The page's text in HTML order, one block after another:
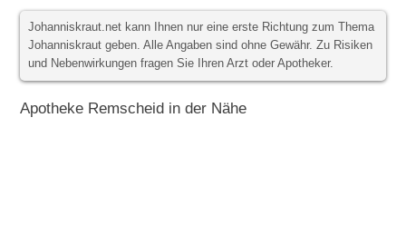
Johanniskraut.net kann Ihnen nur eine erste Richtung zum Thema
Johanniskraut geben. Alle Angaben sind ohne Gewähr. Zu Risiken
und Nebenwirkungen fragen Sie Ihren Arzt oder Apotheker.
Apotheke Remscheid in der Nähe